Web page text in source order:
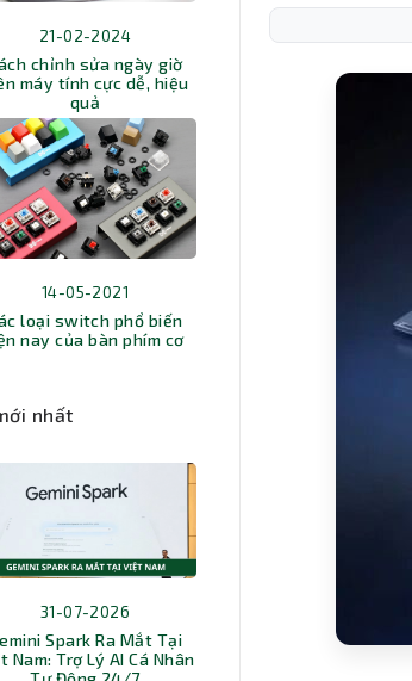
21-02-2024
chỉnh sửa ngày giờ
máy tính cực dễ, hiệu
quả
14-05-2021
loại switch phổ biến
nay của bàn phím cơ
nhất
31-07-2026
Spark Ra Mắt Tại
Nam: Trợ Lý AI Cá Nhân